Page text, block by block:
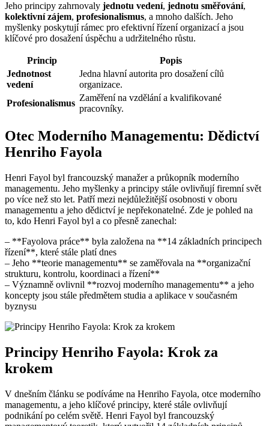
Jeho principy zahrnovaly jednotu vedení, jednotu směřování,
kolektivní zájem, profesionalismus, a mnoho dalších. Jeho
myšlenky poskytují rámec pro efektivní řízení organizací a jsou
klíčové pro dosažení úspěchu a udržitelného růstu.
Princip
Popis
Jednotnost
vedení
Jedna hlavní autorita pro dosažení cílů
organizace.
Profesionalismus
Zaměření na vzdělání a kvalifikované
pracovníky.
Otec Moderního Managementu: Dědictví
Henriho Fayola
Henri Fayol byl francouzský manažer a průkopník moderního
managementu. Jeho myšlenky a principy stále ovlivňují firemní svět
po více než sto let. Patří mezi nejdůležitější osobnosti v oboru
managementu a jeho dědictví je nepřekonatelné. Zde je pohled na
to, kdo Henri Fayol byl a co přesně zanechal:
– **Fayolova práce** byla založena na **14 základních principech
řízení**, které stále platí dnes
– Jeho **teorie managementu** se zaměřovala na **organizační
strukturu, kontrolu, koordinaci a řízení**
– Významně ovlivnil **rozvoj moderního managementu** a jeho
koncepty jsou stále předmětem studia a aplikace v současném
byznysu
Principy Henriho Fayola: Krok za
krokem
V dnešním článku se podíváme na Henriho Fayola, otce moderního
managementu, a jeho klíčové principy, které stále ovlivňují
podnikání po celém světě. Henri Fayol byl francouzský